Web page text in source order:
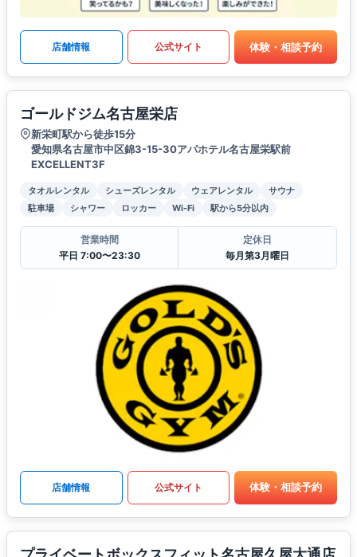
店舗情報 公式サイト 体験・相談予約
ゴールドジム名古屋栄店
新栄町駅から徒歩15分
愛知県名古屋市中区錦3-15-30アパホテル名古屋栄駅前
EXCELLENT3F
タオルレンタル シューズレンタル ウェアレンタル
サウナ
駐車場
シャワー ロッカー Wi-Fi 駅から5分以内
営業時間
平日 7:00〜23:30
定休日
毎月第3月曜日
店舗情報 公式サイト 体験・相談予約